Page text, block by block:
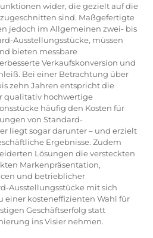
wider, die gezielt auf die
sind. Maßgefertigte
jedoch im Allgemeinen zwei- bis
Ausstellungsstücke, müssen
bieten messbare
Verkaufskonversion und
Bei einer Betrachtung über
zehn Jahren entspricht die
qualitativ hochwertige
häufig den Kosten für
von Standard-
liegt sogar darunter – und erzielt
Ergebnisse. Zudem
Lösungen die versteckten
Markenpräsentation,
und betrieblicher
Ausstellungsstücke mit sich
einer kosteneffizienten Wahl für
Geschäftserfolg statt
ins Visier nehmen.